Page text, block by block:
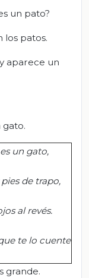
un pato?
los patos.
aparece un
gato.
un gato,
de trapo,
alrevés.
te lo cuente
grande.